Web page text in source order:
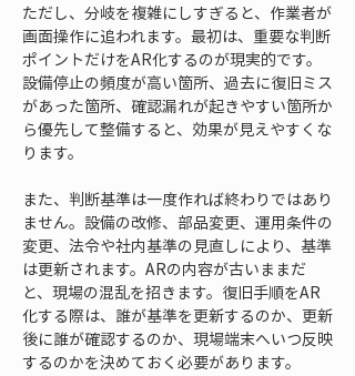
ただし、分岐を複雑にしすぎると、作業者が
画面操作に追われます。最初は、重要な判断
ポイントだけをAR化するのが現実的です。
設備停止の頻度が高い箇所、過去に復旧ミス
があった箇所、確認漏れが起きやすい箇所か
ら優先して整備すると、効果が見えやすくな
ります。
また、判断基準は一度作れば終わりではあり
ません。設備の改修、部品変更、運用条件の
変更、法令や社内基準の見直しにより、基準
は更新されます。ARの内容が古いままだ
と、現場の混乱を招きます。復旧手順をAR
化する際は、誰が基準を更新するのか、更新
後に誰が確認するのか、現場端末へいつ反映
するのかを決めておく必要があります。